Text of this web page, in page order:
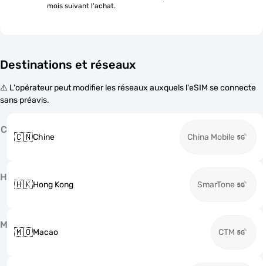
mois suivant l'achat.
Destinations et réseaux
⚠️ L'opérateur peut modifier les réseaux auxquels l'eSIM se connecte
sans préavis.
C
🇨🇳Chine China Mobile
H
🇭🇰Hong Kong SmarTone
M
🇲🇴Macao CTM